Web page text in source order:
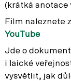
(krátká anotace
Film naleznete
YouTube
Jde o
i laické
vysvětlit, jak